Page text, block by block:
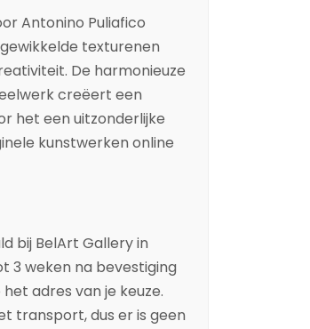
Antonino Puliafico
texturenen
De harmonieuze
creëert een
het een uitzonderlijke
kunstwerken online
bij BelArt Gallery in
3 weken na bevestiging
adres van je keuze.
transport, dus er is geen